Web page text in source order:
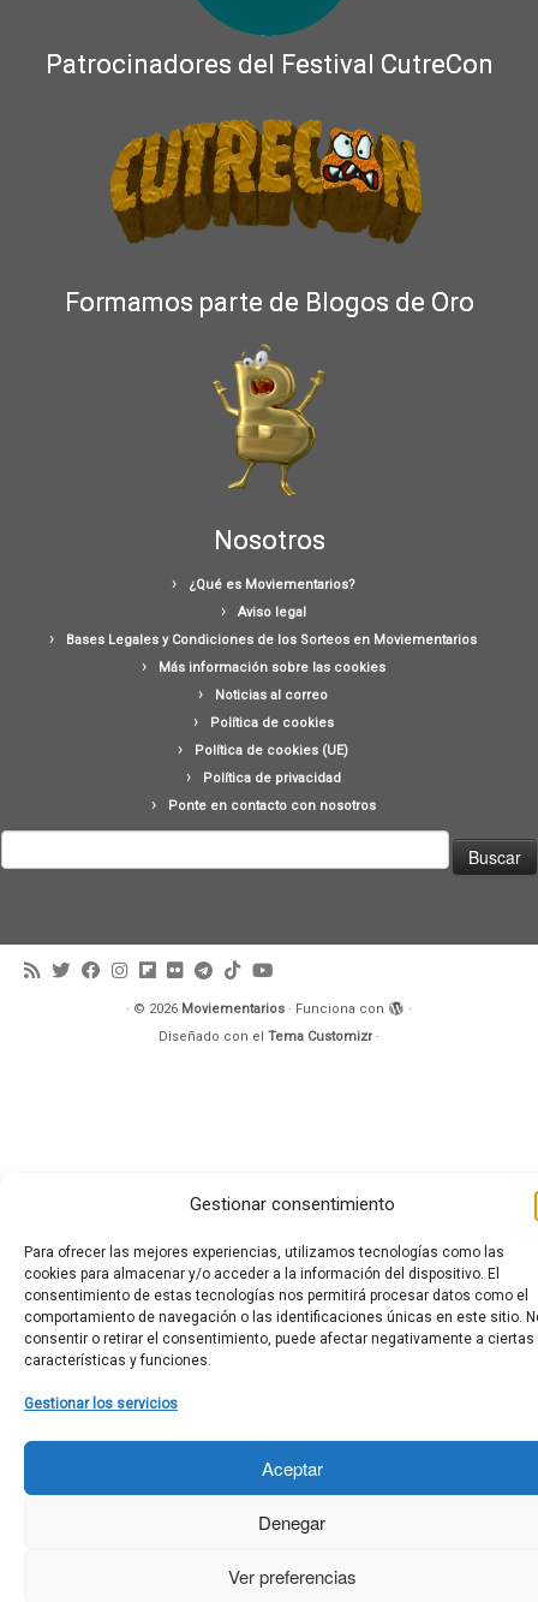
Gestionar consentimiento
Para ofrecer las mejores experiencias, utilizamos tecnologías como las
cookies para almacenar y/o acceder a la información del dispositivo. El
consentimiento de estas tecnologías nos permitirá procesar datos como el
comportamiento de navegación o las identificaciones únicas en este sitio.
consentir o retirar el consentimiento, puede afectar negativamente a ciertas
características y funciones.
Gestionar los servicios
Aceptar
Denegar
Ver preferencias
Patrocinadores del Festival CutreCon
Formamos parte de Blogos de Oro
Nosotros
¿Qué es Moviementarios?
Aviso legal
Bases Legales y Condiciones de los Sorteos en Moviementarios
Más información sobre las cookies
Noticias al correo
Política de cookies
Política de cookies (UE)
Política de privacidad
Ponte en contacto con nosotros
· © 2026 Moviementarios · Funciona con
·
Diseñado con el Tema Customizr·